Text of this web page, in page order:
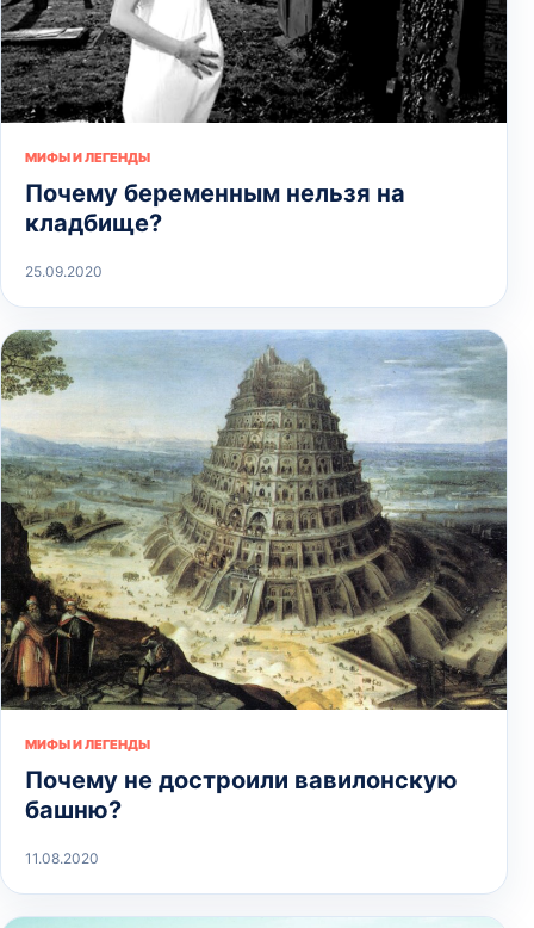
МИФЫ И ЛЕГЕНДЫ
Почему беременным нельзя на
кладбище?
25.09.2020
МИФЫ И ЛЕГЕНДЫ
Почему не достроили вавилонскую
башню?
11.08.2020